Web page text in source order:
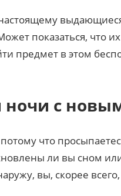
показаться, что
предмет в этом
ночи с
что
ли вы сном
вы, скорее